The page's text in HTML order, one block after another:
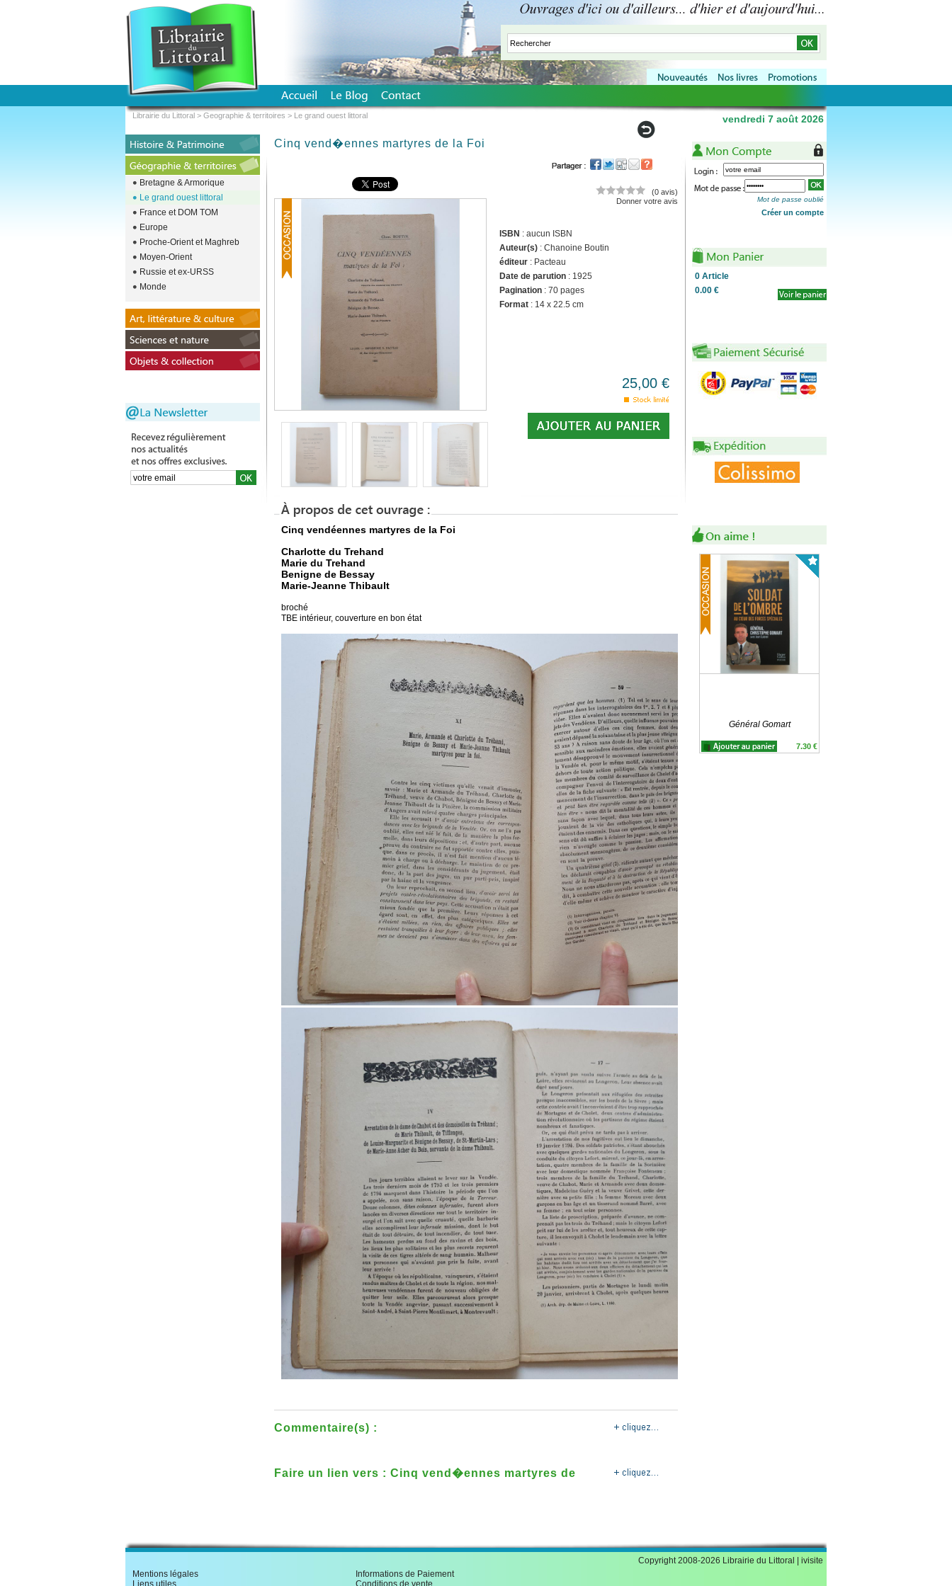
Cinq vend�ennes martyres de la Foi
(0 avis)
Donner votre avis
ISBN : aucun ISBN
Auteur(s) : Chanoine Boutin
éditeur : Pacteau
Date de parution : 1925
Pagination : 70 pages
Format : 14 x 22.5 cm
25,00 €
Cinq vendéennes martyres de la Foi
Charlotte du Trehand
Marie du Trehand
Benigne de Bessay
Marie-Jeanne Thibault
broché
TBE intérieur, couverture en bon état
Commentaire(s) :
Faire un lien vers : Cinq vend�ennes martyres de
Mot de passe oublié
Créer un compte
0 Article
0.00 €
Général Gomart
7.30 €
Bretagne & Armorique
Le grand ouest littoral
France et DOM TOM
Europe
Proche-Orient et Maghreb
Moyen-Orient
Russie et ex-URSS
Monde
Librairie du Littoral > Geographie & territoires > Le grand ouest littoral vendredi 7 août 2026
Mentions légales
Liens utiles
Informations de Paiement
Conditions de vente
Copyright 2008-2026 Librairie du Littoral | ivisite